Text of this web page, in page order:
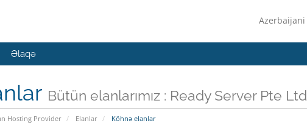
Azerbaijani
Əlaqə
Bütün elanlarımız : Ready Server Pte Ltd
Hosting Provider Elanlar Köhnə elanlar